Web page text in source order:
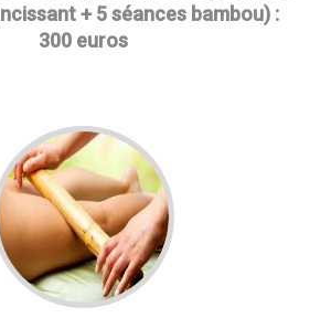
+ 5 séances bambou) :
300 euros